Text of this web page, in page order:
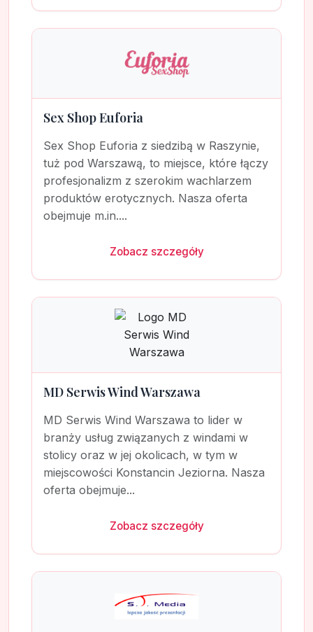
Sex Shop Euforia
Sex Shop Euforia z siedzibą w Raszynie,
tuż pod Warszawą, to miejsce, które łączy
profesjonalizm z szerokim wachlarzem
produktów erotycznych. Nasza oferta
obejmuje m.in....
Zobacz szczegóły
MD Serwis Wind Warszawa
MD Serwis Wind Warszawa to lider w
branży usług związanych z windami w
stolicy oraz w jej okolicach, w tym w
miejscowości Konstancin Jeziorna. Nasza
oferta obejmuje...
Zobacz szczegóły